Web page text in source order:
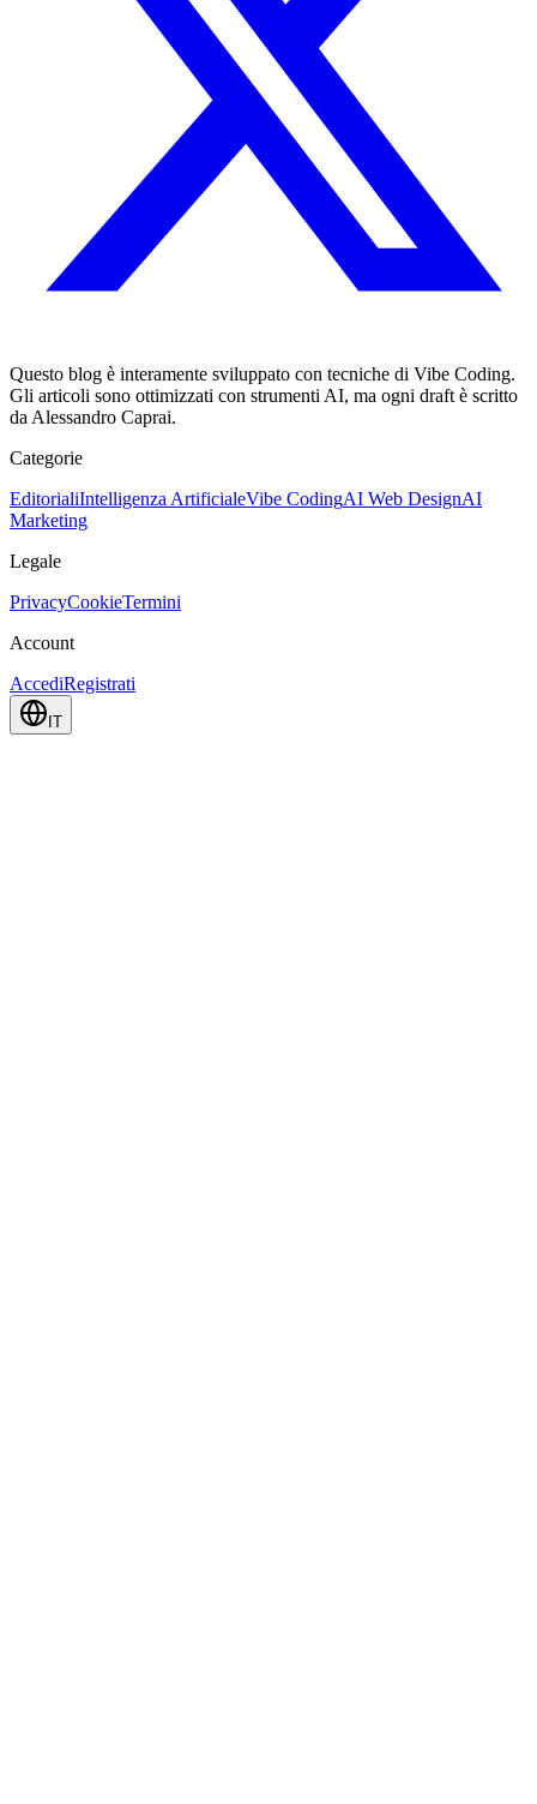
Questo blog è interamente sviluppato con tecniche di Vibe Coding.
Gli articoli sono ottimizzati con strumenti AI, ma ogni draft è scritto
da Alessandro Caprai.
Categorie
EditorialiIntelligenza ArtificialeVibe CodingAI Web DesignAI
Marketing
Legale
PrivacyCookieTermini
Account
AccediRegistrati
IT